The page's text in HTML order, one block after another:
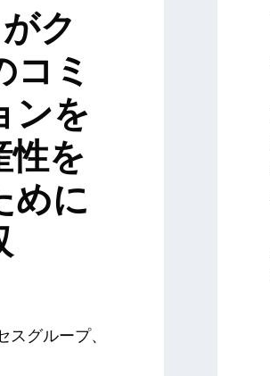
ク
ミ
ンを
を
めに
グループ、